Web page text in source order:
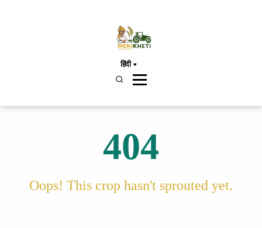
हिंदी
404
Oops! This crop hasn't sprouted yet.